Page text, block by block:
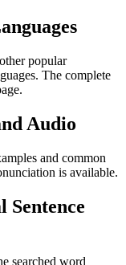
popular
The complete
Audio
and common
is available.
Sentence
searched word